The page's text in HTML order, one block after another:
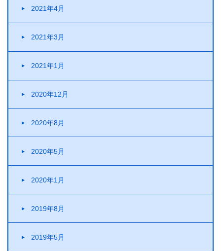
2021年4月
2021年3月
2021年1月
2020年12月
2020年8月
2020年5月
2020年1月
2019年8月
2019年5月